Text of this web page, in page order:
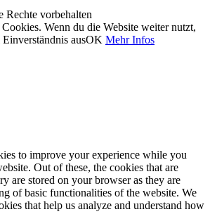
vorbehalten
Wenn du die Website weiter nutzt,
ausOK Mehr Infos
to improve your experience while you
Out of these, the cookies that are
are stored on your browser as they are
of basic functionalities of the website. We
that help us analyze and understand how